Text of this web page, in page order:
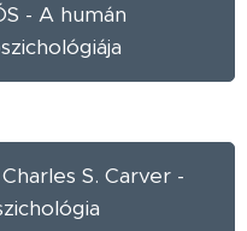
- A humán
S. Carver -